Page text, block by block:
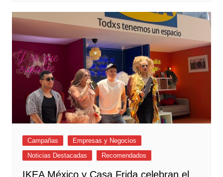
Campañas
Empresas y Negocios
Noticias Destacadas
Recomendados
IKEA México y Casa Frida celebran el